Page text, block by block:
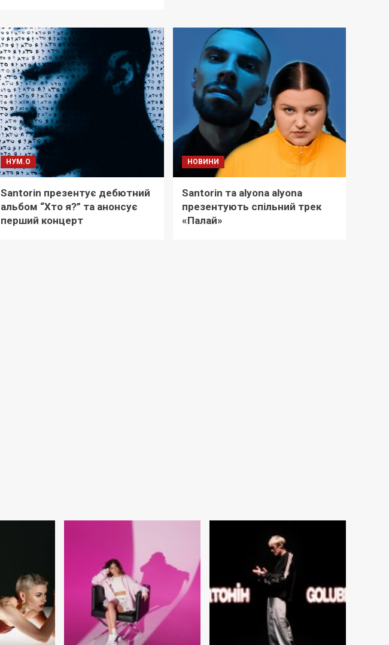
НУМ.О
Santorin презентує дебютний
альбом “Хто я?” та анонсує
перший концерт
НОВИНИ
Santorin та alyona alyona
презентують спільний трек
«Палай»